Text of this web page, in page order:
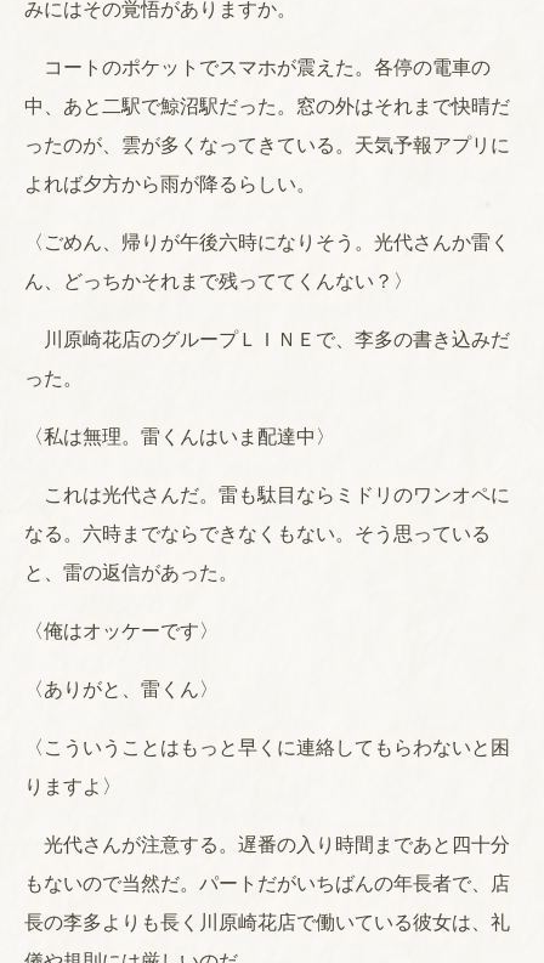
みにはその覚悟がありますか。
コートのポケットでスマホが震えた。各停の電車の
中、あと二駅で鯨沼駅だった。窓の外はそれまで快晴だ
ったのが、雲が多くなってきている。天気予報アプリに
よれば夕方から雨が降るらしい。
〈ごめん、帰りが午後六時になりそう。光代さんか雷く
ん、どっちかそれまで残っててくんない？〉
川原崎花店のグループＬＩＮＥで、李多の書き込みだ
った。
〈私は無理。雷くんはいま配達中〉
これは光代さんだ。雷も駄目ならミドリのワンオペに
なる。六時までならできなくもない。そう思っている
と、雷の返信があった。
〈俺はオッケーです〉
〈ありがと、雷くん〉
〈こういうことはもっと早くに連絡してもらわないと困
りますよ〉
光代さんが注意する。遅番の入り時間まであと四十分
もないので当然だ。パートだがいちばんの年長者で、店
長の李多よりも長く川原崎花店で働いている彼女は、礼